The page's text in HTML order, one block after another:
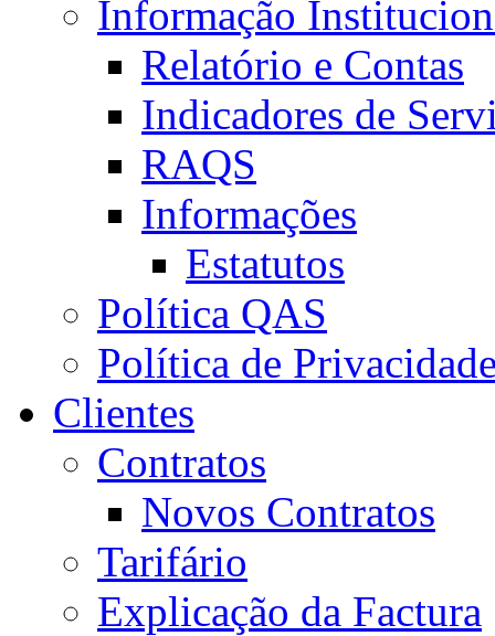
Informação
Relatório e Contas
Indicadores de
RAQS
Informações
Estatutos
Política QAS
Política de
Clientes
Contratos
Novos Contratos
Tarifário
Explicação da Factura